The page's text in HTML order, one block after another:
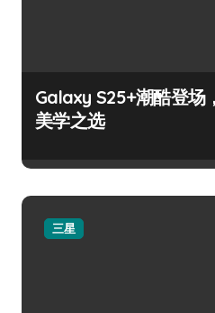
Galaxy S25+潮酷登场
美学之选
三星